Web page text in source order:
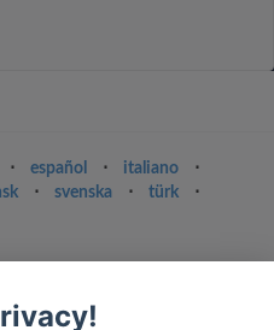
⋅ español ⋅ italiano
⋅
⋅ svenska ⋅ türk
⋅